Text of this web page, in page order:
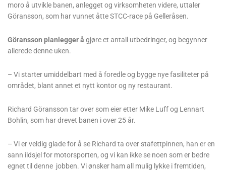
moro å utvikle banen, anlegget og virksomheten videre, uttaler
Göransson, som har vunnet åtte STCC-race på Gelleråsen.
Göransson planlegger å gjøre et antall utbedringer, og begynner
allerede denne uken.
– Vi starter umiddelbart med å foredle og bygge nye fasiliteter på
området, blant annet et nytt kontor og ny restaurant.
Richard Göransson tar over som eier etter Mike Luff og Lennart
Bohlin, som har drevet banen i over 25 år.
– Vi er veldig glade for å se Richard ta over stafettpinnen, han er en
sann ildsjel for motorsporten, og vi kan ikke se noen som er bedre
egnet til denne jobben. Vi ønsker ham all mulig lykke i fremtiden,